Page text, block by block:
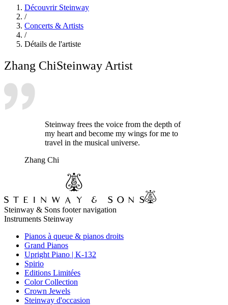
Découvrir Steinway
/
Concerts & Artists
/
Détails de l'artiste
Zhang ChiSteinway Artist
Steinway frees the voice from the depth of
my heart and become my wings for me to
travel in the musical universe.
Zhang Chi
Steinway & Sons footer navigation
Instruments Steinway
Pianos à queue & pianos droits
Grand Pianos
Upright Piano | K-132
Spirio
Editions Limitées
Color Collection
Crown Jewels
Steinway d'occasion